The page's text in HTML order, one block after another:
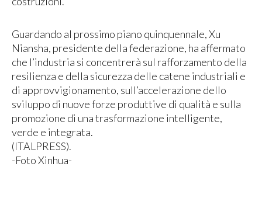
Guardando al prossimo piano quinquennale, Xu
Niansha, presidente della federazione, ha affermato
che l’industria si concentrerà sul rafforzamento della
resilienza e della sicurezza delle catene industriali e
di approvvigionamento, sull’accelerazione dello
sviluppo di nuove forze produttive di qualità e sulla
promozione di una trasformazione intelligente,
verde e integrata.
(ITALPRESS).
-Foto Xinhua-